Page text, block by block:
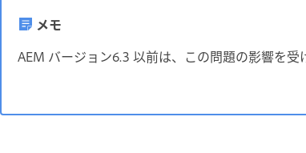
メモ
AEM バージョン6.3 以前は、この問題の影響を受